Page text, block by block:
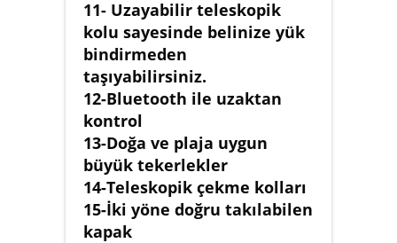
11- Uzayabilir teleskopik
kolu sayesinde belinize yük
bindirmeden
taşıyabilirsiniz.
12-Bluetooth ile uzaktan
kontrol
13-Doğa ve plaja uygun
büyük tekerlekler
14-Teleskopik çekme kolları
15-İki yöne doğru takılabilen
kapak